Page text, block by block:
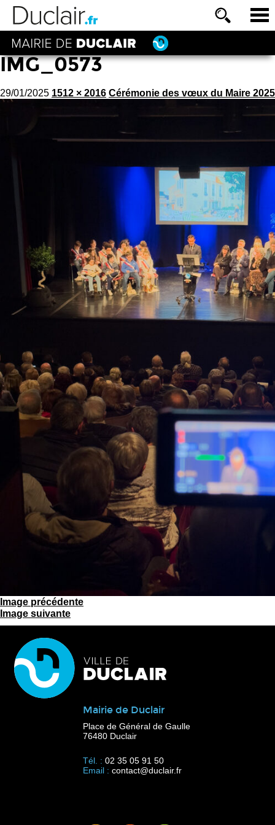
IMG_0573
29/01/2025 1512 × 2016 Cérémonie des vœux du Maire 2025
Image précédente
Image suivante
Mairie de Duclair
Place de Général de Gaulle
76480 Duclair
Tél. : 02 35 05 91 50
Email : contact@duclair.fr